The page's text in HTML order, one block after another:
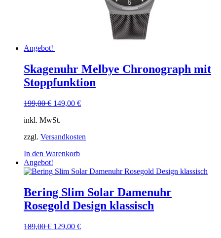
Angebot!
Skagenuhr Melbye Chronograph mit
Stoppfunktion
199,00€ Ursprünglicher
war:
149,00 €Aktueller
inkl. MwSt.
zzgl. Versandkosten
In den Warenkorb
Angebot!
Bering Slim Solar Damenuhr
Rosegold Design klassisch
189,00€ Ursprünglicher
129,00 €Aktueller